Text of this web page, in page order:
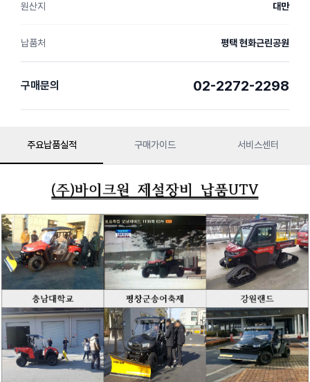
원산지 대만
납품처 평택 현화근린공원
구매문의 02-2272-2298
주요납품실적 구매가이드 서비스센터